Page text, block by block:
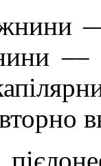
––